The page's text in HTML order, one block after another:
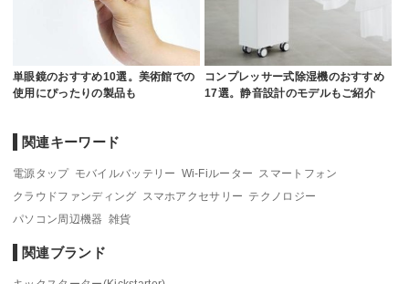
単眼鏡のおすすめ10選。美術館での
使用にぴったりの製品も
コンプレッサー式除湿機のおすすめ
17選。静音設計のモデルもご紹介
関連キーワード
電源タップ モバイルバッテリー Wi-Fiルーター スマートフォン
クラウドファンディング スマホアクセサリー テクノロジー
パソコン周辺機器 雑貨
関連ブランド